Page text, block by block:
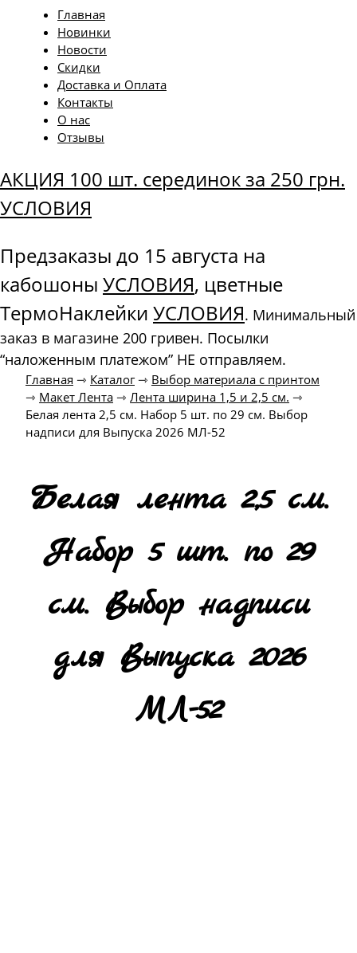
Главная
Новинки
Новости
Скидки
Доставка и Оплата
Контакты
О нас
Отзывы
АКЦИЯ 100 шт. серединок за 250 грн.
УСЛОВИЯ
Предзаказы до 15 августа на
кабошоны УСЛОВИЯ, цветные
ТермоНаклейки УСЛОВИЯ. Минимальный
заказ в магазине 200 гривен. Посылки
“наложенным платежом” НЕ отправляем.
Главная ⇾ Каталог⇾ Выбор материала с принтом
⇾ Макет Лента ⇾ Лента ширина 1,5 и 2,5 см. ⇾
Белая лента 2,5 см. Набор 5 шт. по 29 см. Выбор
надписи для Выпуска 2026 МЛ-52
Белая лента 2,5 см.
Набор 5 шт. по 29
см. Выбор надписи
для Выпуска 2026
МЛ-52